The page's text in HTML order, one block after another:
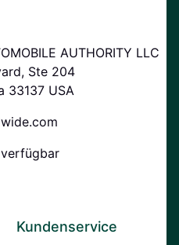
AUTHORITY LLC
Ste 204
33137 USA
Kundenservice